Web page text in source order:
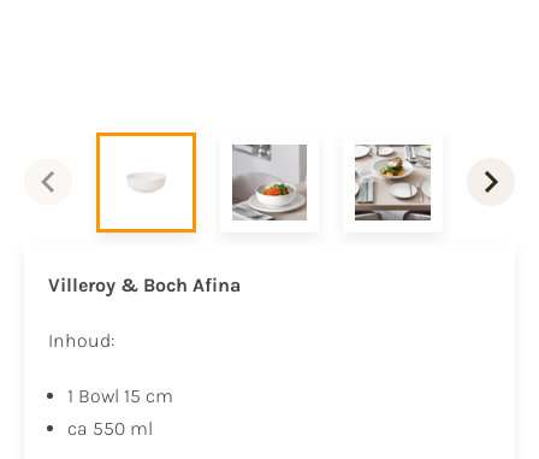
Villeroy & Boch Afina
Inhoud:
1 Bowl 15 cm
ca 550 ml